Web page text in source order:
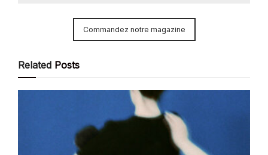
Commandez notre magazine
Related Posts